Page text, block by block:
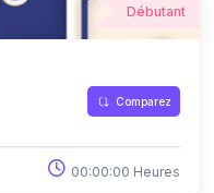
Débutant
Comparez
00:00:00 Heures